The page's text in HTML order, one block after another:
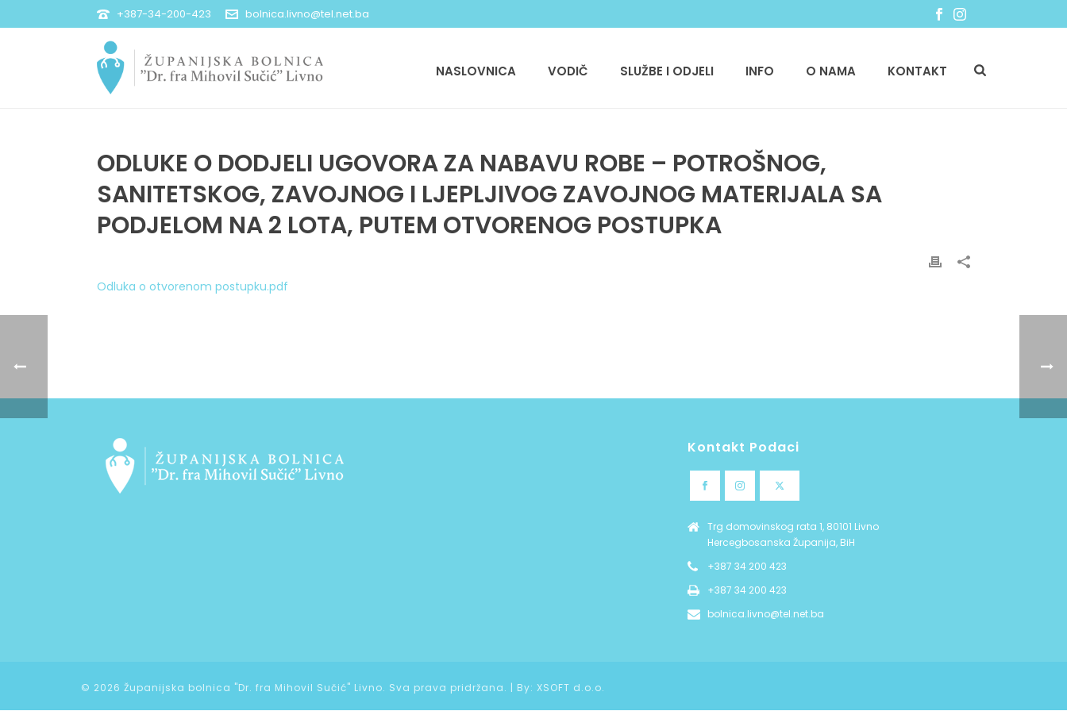
+387-34-200-423 bolnica.livno@tel.net.ba
NASLOVNICA VODIČ SLUŽBE I ODJELI INFO O NAMA KONTAKT
ODLUKE O DODJELI UGOVORA ZA NABAVU ROBE – POTROŠNOG,
SANITETSKOG, ZAVOJNOG I LJEPLJIVOG ZAVOJNOG MATERIJALA SA
PODJELOM NA 2 LOTA, PUTEM OTVORENOG POSTUPKA
Odluka o otvorenom postupku.pdf
Kontakt Podaci
Trg domovinskog rata 1, 80101 Livno
Hercegbosanska Županija, BiH
+387 34 200 423
+387 34 200 423
bolnica.livno@tel.net.ba
© 2026 Županijska bolnica "Dr. fra Mihovil Sučić" Livno. Sva prava pridržana. | By: XSOFT d.o.o.